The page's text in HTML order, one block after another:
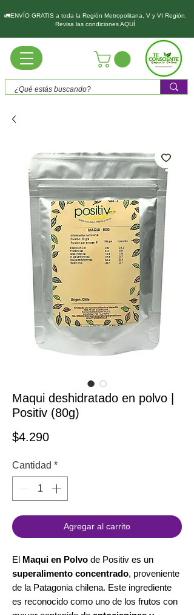
🚛ENVÍO GRATIS a toda la Región Metropolitana, V y VI Región.
Revisa las condiciones AQUÍ
Maqui deshidratado en polvo |
Positiv (80g)
$4.290Precio
Cantidad *
Agregar al carrito
El Maqui en Polvo de Positiv es un
superalimento concentrado, proveniente
de la Patagonia chilena. Este ingrediente
es reconocido como uno de los frutos con